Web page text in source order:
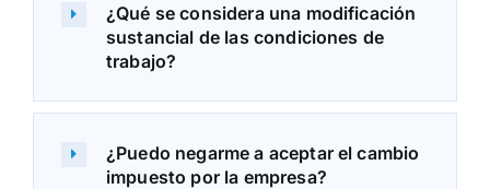
¿Qué se considera una modificación
sustancial de las condiciones de
trabajo?
¿Puedo negarme a aceptar el cambio
impuesto por la empresa?